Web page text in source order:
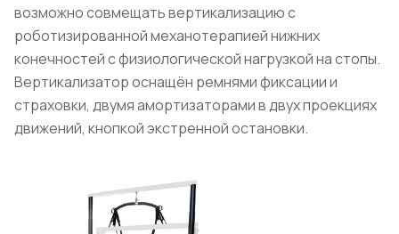
возможно совмещать вертикализацию с
роботизированной механотерапией нижних
конечностей с физиологической нагрузкой на стопы.
Вертикализатор оснащён ремнями фиксации и
страховки, двумя амортизаторами в двух проекциях
движений, кнопкой экстренной остановки.